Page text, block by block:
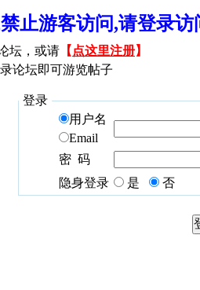
禁止游客访问,请登录
坛，或请 【 点这里注册】
论坛即可游览帖子
登录
用户名
Email
密 码
隐身登录
是 否